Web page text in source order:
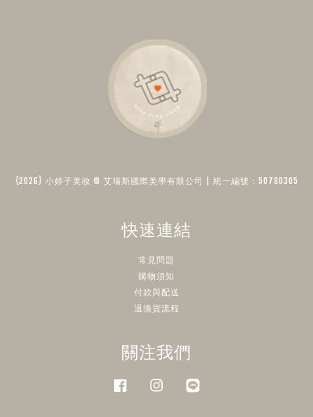
{2026} 小婷子美妝 © 艾瑞斯國際美學有限公司 | 統一編號：50780305​
快速連結
常見問題
購物須知
付款與配送
退換貨流程
關注我們
Facebook Instagram